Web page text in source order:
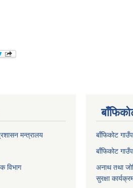
मन्त्रालय
विभाग
बाँफिकोट
बाँफिकोट
अनाथ तथा
सुरक्षा